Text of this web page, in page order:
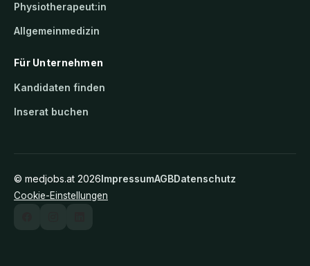
Physiotherapeut:in
Allgemeinmedizin
Für Unternehmen
Kandidaten finden
Inserat buchen
© medjobs.at 2026ImpressumAGBDatenschutz
Cookie-Einstellungen